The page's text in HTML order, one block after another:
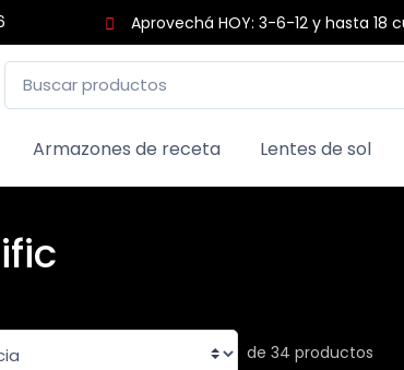
Aprovechá HOY: 3-6-12 y hasta
Armazones de receta Lentes de sol
de 34 productos